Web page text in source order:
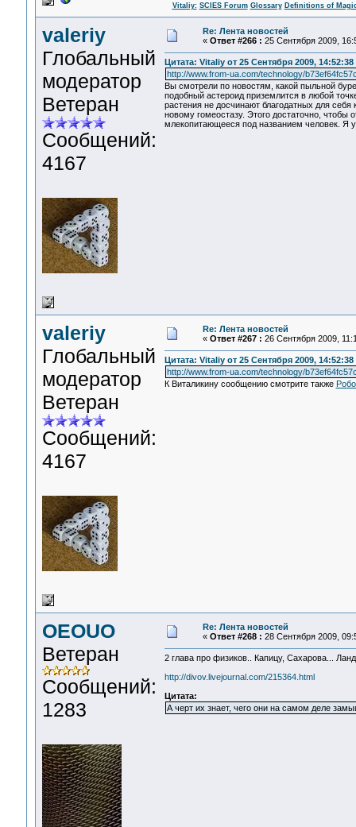
Vitaliy: SCIES Forum Glossary Definitions of
valeriy
Глобальный
модератор
Ветеран
Сообщений:
4167
Re: Лента новостей
« Ответ #266 : 25 Сентября 2009,
Цитата: Vitaliy от 25 Сентября 2009, 14:52:38
http://www.from-ua.com/technology/
Вы смотрели по новостям, какой пыльной
подобный астероид приземлится в любой
растения не досчинают благодатных для
новому гомеостазу. Этого достаточно, чтобы
млекопитающееся под названием человек. Я
valeriy
Глобальный
модератор
Ветеран
Сообщений:
4167
Re: Лента новостей
« Ответ #267 : 26 Сентября 2009,
Цитата: Vitaliy от 25 Сентября 2009, 14:52:38
http://www.from-ua.com/technology/
К Виталикину сообщению смотрите также
OEOUO
Ветеран
Сообщений:
1283
Re: Лента новостей
« Ответ #268 : 28 Сентября 2009,
2 глава про физиков.. Капицу, Сахарова...
http://divov.livejournal.com/215364.html
Цитата:
А черт их знает, чего они на самом деле